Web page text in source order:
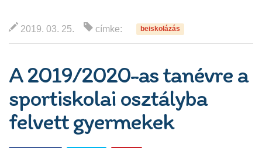
2019. 03. 25. címke: beiskolázás
A 2019/2020-as tanévre a
sportiskolai osztályba
felvett gyermekek